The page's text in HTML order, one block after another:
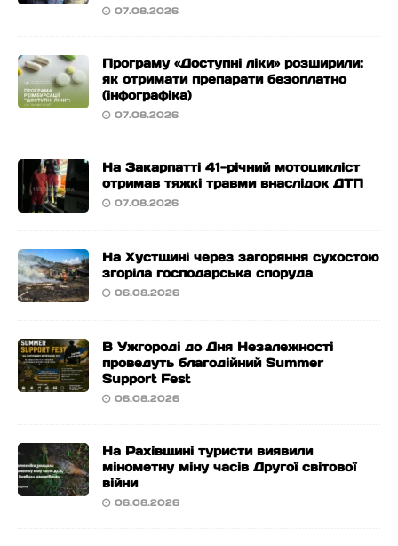
07.08.2026
Програму «Доступні ліки» розширили:
як отримати препарати безоплатно
(інфографіка)
07.08.2026
На Закарпатті 41-річний мотоцикліст
отримав тяжкі травми внаслідок ДТП
07.08.2026
На Хустщині через загоряння сухостою
згоріла господарська споруда
06.08.2026
В Ужгороді до Дня Незалежності
проведуть благодійний Summer
Support Fest
06.08.2026
На Рахівщині туристи виявили
мінометну міну часів Другої світової
війни
06.08.2026